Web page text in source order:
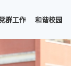
群工作 和谐校园